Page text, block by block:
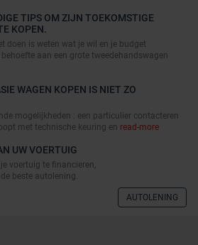
TIPS OM ZIJN TOEKOMSTIGE
KOPEN.
doen is weten wat je wil en je budget
aan een grote tweedehandswagen
WAGEN KOPEN IS NIET ZO
mogelijkheden : een particulier contacteren
met technische keuring en read-more
UW VOERTUIG
voertuig te financieren,
beste autolening.
AUTOLENING